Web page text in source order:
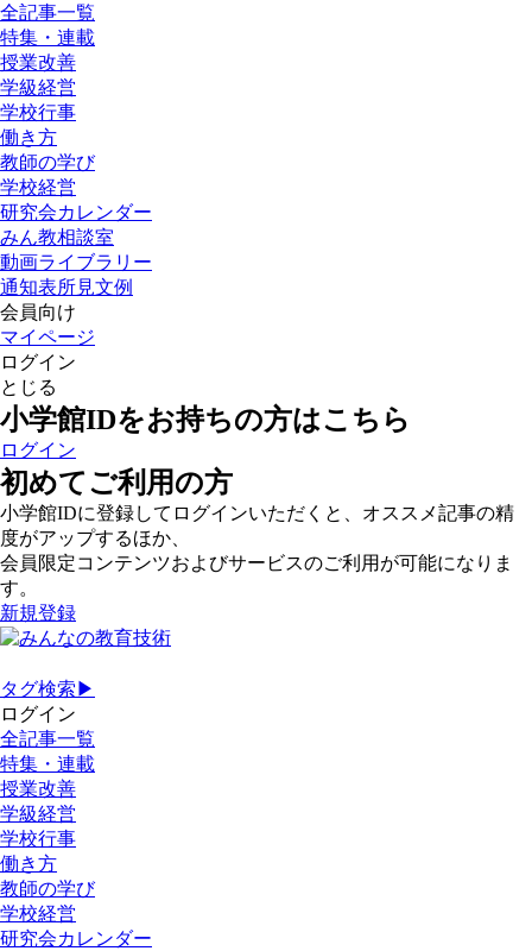
全記事一覧
特集・連載
授業改善
学級経営
学校行事
働き方
教師の学び
学校経営
研究会カレンダー
みん教相談室
動画ライブラリー
通知表所見文例
会員向け
マイページ
ログイン
とじる
小学館IDをお持ちの方はこちら
ログイン
初めてご利用の方
小学館IDに登録してログインいただくと、オススメ記事の精
度がアップするほか、
会員限定コンテンツおよびサービスのご利用が可能になりま
す。
新規登録
タグ検索▶
ログイン
全記事一覧
特集・連載
授業改善
学級経営
学校行事
働き方
教師の学び
学校経営
研究会カレンダー